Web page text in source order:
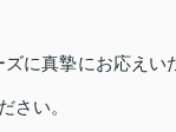
に真摯にお応えい
さい。